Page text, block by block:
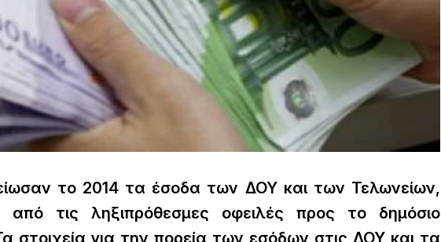
το 2014 τα έσοδα των ΔΟΥ και των Τελωνείων,
από τις ληξιπρόθεσμες οφειλές προς το δημόσιο